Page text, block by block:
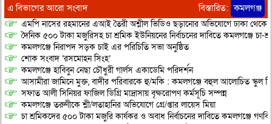
এ বিভাগের আরো সংবাদ বিস্তারিত: কমলগঞ্জ
এমপি নাসের রহমানের এআই তৈরী অশ্লীল ভিডিও ছড়ানোর অভিযোগে ঢাকা থেকে
দৈনিক ৫০০ টাকা মজুরিসহ চা শ্রমিক ইউনিয়নের নির্বাচনের দাবিতে কমলগঞ্জে চা-
কমলগঞ্জে নিরাপদ সড়ক চাই এর পরিচিতি সভা অনুষ্ঠিত
শোক সংবাদ ‘রসমোহন সিংহ’
কমলগঞ্জে হাবিবুন নেছা চৌধুরী গার্লস একাডেমি পরিদর্শন
আসামীরা জামিনে মুক্ত, বাদীর পরিবারকে হু/মকি : কমলগঞ্জে বহুল আলোচিত স্কুল
সফাত আলী সিনিয়র ফাজিল ডিগ্রি মাদ্রাসায় বৃক্ষরোপণ কর্মসূচি সম্পন্ন
কমলগঞ্জে তরুণীকে শ্লী/লতাহানির অভিযোগে গ্রে/প্তার লায়েস মিয়া
চা শ্রমিকদের ৫০০ টাকা মজুরি কার্যকর ও অবাধ নির্বাচনের দাবিতে কমলগঞ্জে